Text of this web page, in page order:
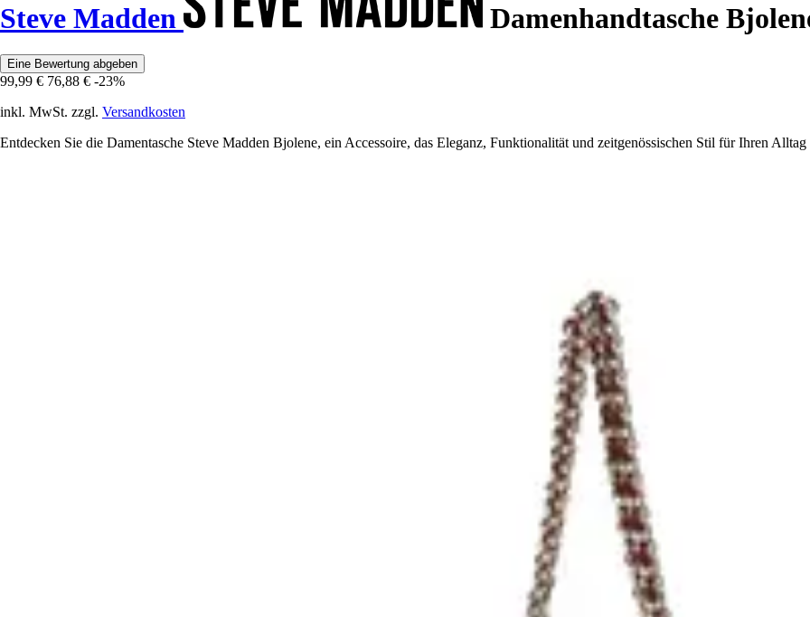
Steve Madden Damenhandtasche
Eine Bewertung abgeben
99,99 € 76,88 € -23%
inkl. MwSt. zzgl. Versandkosten
Entdecken Sie die Damentasche Steve Madden Bjolene, ein Accessoire, das Eleganz, Funktionalität und zeitgenössischen Stil für Ihren